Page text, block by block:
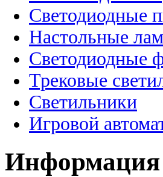
Светодиодные
Настольные
Светодиодные
Трековые
Светильники
Игровой
Информация